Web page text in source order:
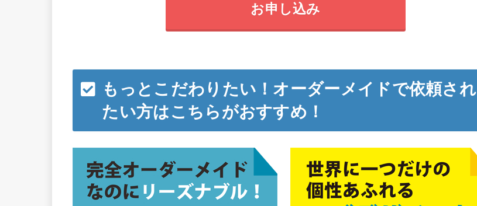
お申し込み
もっとこだわりたい！オーダーメイドで依頼され
たい方はこちらがおすすめ！